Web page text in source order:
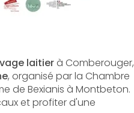
laitierà Comberouger,
, organisé par la Chambre
de Bexianis à Montbeton.
et profiter d'une